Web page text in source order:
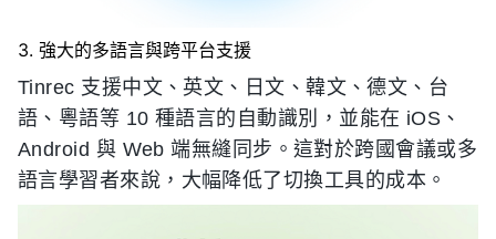
3. 強大的多語言與跨平台支援
Tinrec 支援中文、英文、日文、韓文、德文、台
語、粵語等 10 種語言的自動識別，並能在 iOS、
Android 與 Web 端無縫同步。這對於跨國會議或多
語言學習者來說，大幅降低了切換工具的成本。